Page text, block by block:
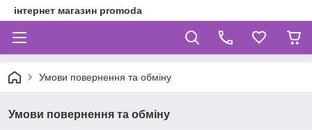
інтернет магазин promoda
Умови повернення та обміну
Умови повернення та обміну